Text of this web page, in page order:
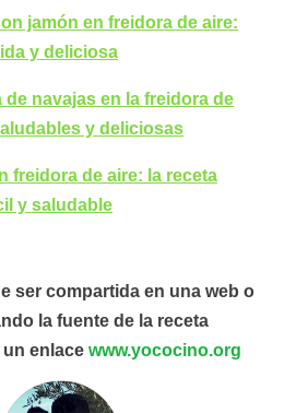
jamón en freidora de aire:
y deliciosa
de navajas en la freidora de
y deliciosas
freidora de aire: la receta
y saludable
ser compartida en una web o
la fuente de la receta
enlace www.yococino.org